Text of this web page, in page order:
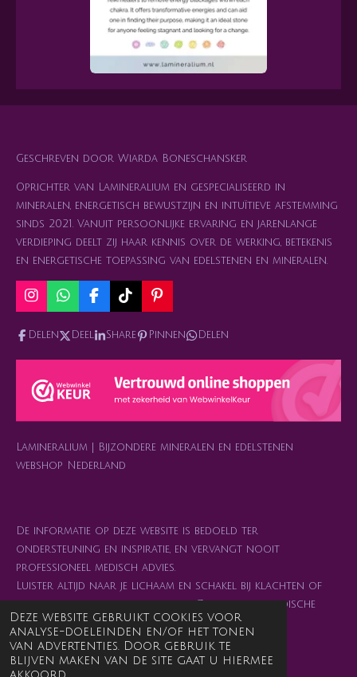
Deze website gebruikt cookies voor
analyse-doeleinden en/of het tonen
van advertenties. Door gebruik te
blijven maken van de site gaat u hiermee
Geschreven door Wiarda Boneschansker
Oprichter van Lamineralium en gespecialiseerd in
mineralen, energetisch bewustzijn en intuïtieve afstemming
sinds 2021. Vanuit persoonlijke ervaring en jarenlange
verdieping deelt zij haar kennis over de werking, betekenis
en energetische toepassing van edelstenen en mineralen.
I
s
a
r
a
W
a
t
s
p
p
F
c
b
T
k
o
P
n
e
e
s
Delen Deel Share Pinnen Delen
Lamineralium | Bijzondere mineralen en edelstenen
webshop Nederland
De informatie op deze website is bedoeld ter
ondersteuning en inspiratie, en vervangt nooit
professioneel medisch advies.
Luister altijd naar je lichaam en schakel bij klachten of
twijfel je arts of behandelaar in. Zelfzorg en medische
zorg mogen elkaar juist versterken. 💜
Alle getoonde prijzen zijn incl. 21% btw